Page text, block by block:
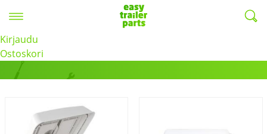
Kirjaudu
Ostoskori
Fiamma